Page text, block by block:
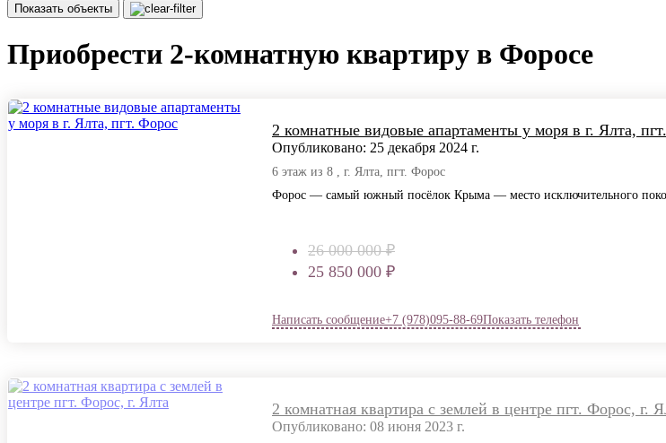
Показать объекты
Приобрести 2-комнатную квартиру в Форосе
2 комнатные видовые апартаменты у моря в г. Ялта,
Опубликовано: 25 декабря 2024 г.
6 этаж из 8 , г. Ялта, пгт. Форос
Форос — самый южный посёлок Крыма — место исключительного
26 000 000 ₽
25 850 000 ₽
Написать сообщение+7 (978)095-88-69Показать телефон
2 комнатная квартира с землей в центре пгт. Форос, г.
Опубликовано: 08 июня 2023 г.